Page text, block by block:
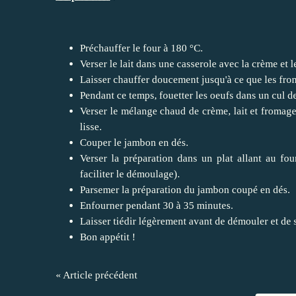
Préchauffer le four à 180 °C.
Verser le lait dans une casserole avec la crème et
Laisser chauffer doucement jusqu'à ce que les
Pendant ce temps, fouetter les oeufs dans un cul
Verser le mélange chaud de crème, lait et
lisse.
Couper le jambon en dés.
Verser la préparation dans un plat allant au
faciliter le démoulage).
Parsemer la préparation du jambon coupé en dés.
Enfourner pendant 30 à 35 minutes.
Laisser tiédir légèrement avant de démouler et de
Bon appétit !
« Article précédent